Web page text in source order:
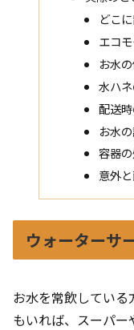
どこ
エコ
お水
水ハ
配送
お水
容器
意外
ウォーターサ
お水を常飲してい
もいれば、スーパ